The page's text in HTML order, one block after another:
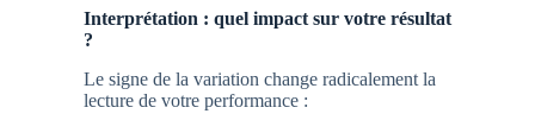
Interprétation : quel impact sur votre résultat
?
Le signe de la variation change radicalement la
lecture de votre performance :